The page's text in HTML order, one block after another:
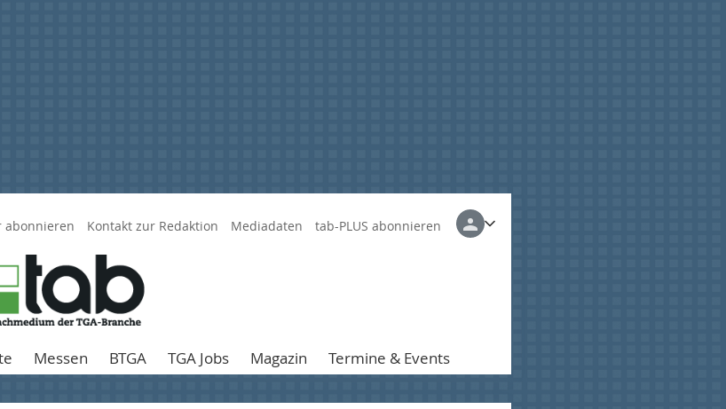
abonnieren Kontakt zur Redaktion Mediadaten tab-PLUS abonnieren
Messen BTGA TGA Jobs Magazin Termine & Events